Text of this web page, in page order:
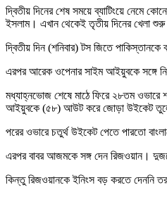
দ্বিতীয় দিনের শেষ সময়ে ব্যাটিংয়ে নেমে
ইসলাম। এখান থেকেই তৃতীয় দিনের খেলা শুরু
দ্বিতীয় দিন (শনিবার) টস জিতে
এরপর আরেক ওপেনার সাইম আইয়ুবকে সঙ্গে
মধ্যাহ্নভোজ শেষে মাঠে ফিরে ২৮তম
আইয়ুবকে (৫৮) আউট করে জোড়া উইকেট তুলে
পরের ওভারে চতুর্থ উইকেট পেতে পারতো
এরপর বাবর আজমকে সঙ্গ দেন রিজওয়ান।
কিন্তু রিজওয়ানকে ইনিংস বড় করতে দেননি